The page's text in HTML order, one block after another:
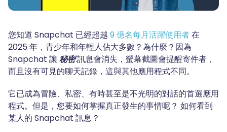
您知道 Snapchat 已經超越 9 億名每月活躍使用者在
2025 年，青少年和年輕人佔大多數？為什麼？因為
Snapchat 讓 秘密.訊息會消失，螢幕截圖會提醒寄件者，
而且沒有可見的聊天記錄，這與其他應用程式不同。
它已成為冒險、私密、有時甚至是不光明的對話的首選應用
程式。但是，您要如何掌握真正發生的事情呢？ 如何看到
某人的 Snapchat 訊息？